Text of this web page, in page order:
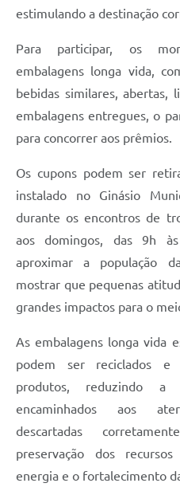
estimulando a destinação
Para participar, os
embalagens longa vida,
bebidas similares, abertas,
embalagens entregues, o
para concorrer aos prêmios.
Os cupons podem ser
instalado no Ginásio
durante os encontros de
aos domingos, das 9h
aproximar a população
mostrar que pequenas
grandes impactos para o
As embalagens longa vida
podem ser reciclados e
produtos, reduzindo a
encaminhados aos
descartadas
preservação dos
energia e o fortalecimento